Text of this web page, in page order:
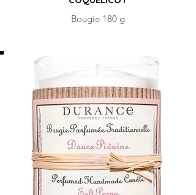
Bougie 180 g